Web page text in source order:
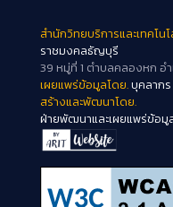
สำนักวิทยบริการและเทคโน
ราชมงคลธัญบุรี
39 หมู่ที่ 1 ตำบลคลองหก อ
เผยแพร่ข้อมูลโดย.บุคลาก
สร้างและพัฒนาโดย.
ฝ่ายพัฒนาและเผยแพร่ข้อมู